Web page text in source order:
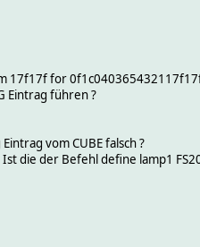
17f17f for
Eintrag führen ?
vom CUBE falsch ?
die der Befehl define lamp1